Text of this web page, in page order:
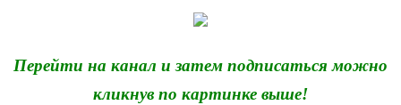
Перейти на канал и затем подписаться можно
кликнув по картинке выше!